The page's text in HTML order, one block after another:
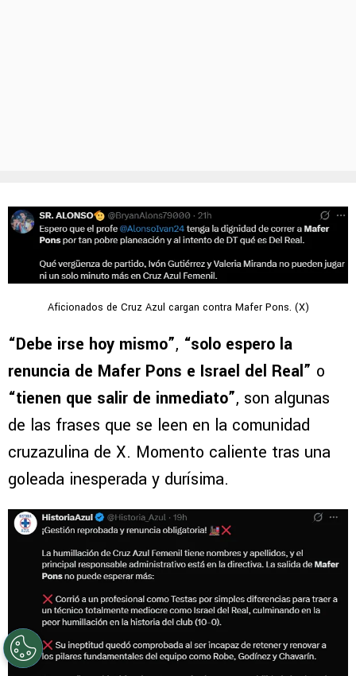
Aficionados de Cruz Azul cargan contra Mafer Pons. (X)
“Debe irse hoy mismo”,“solo espero la
renuncia de Mafer Pons e Israel del Real”o
“tienen que salir de inmediato”
cruzazulina de X. Momento caliente tras una
goleada inesperada y durísima.